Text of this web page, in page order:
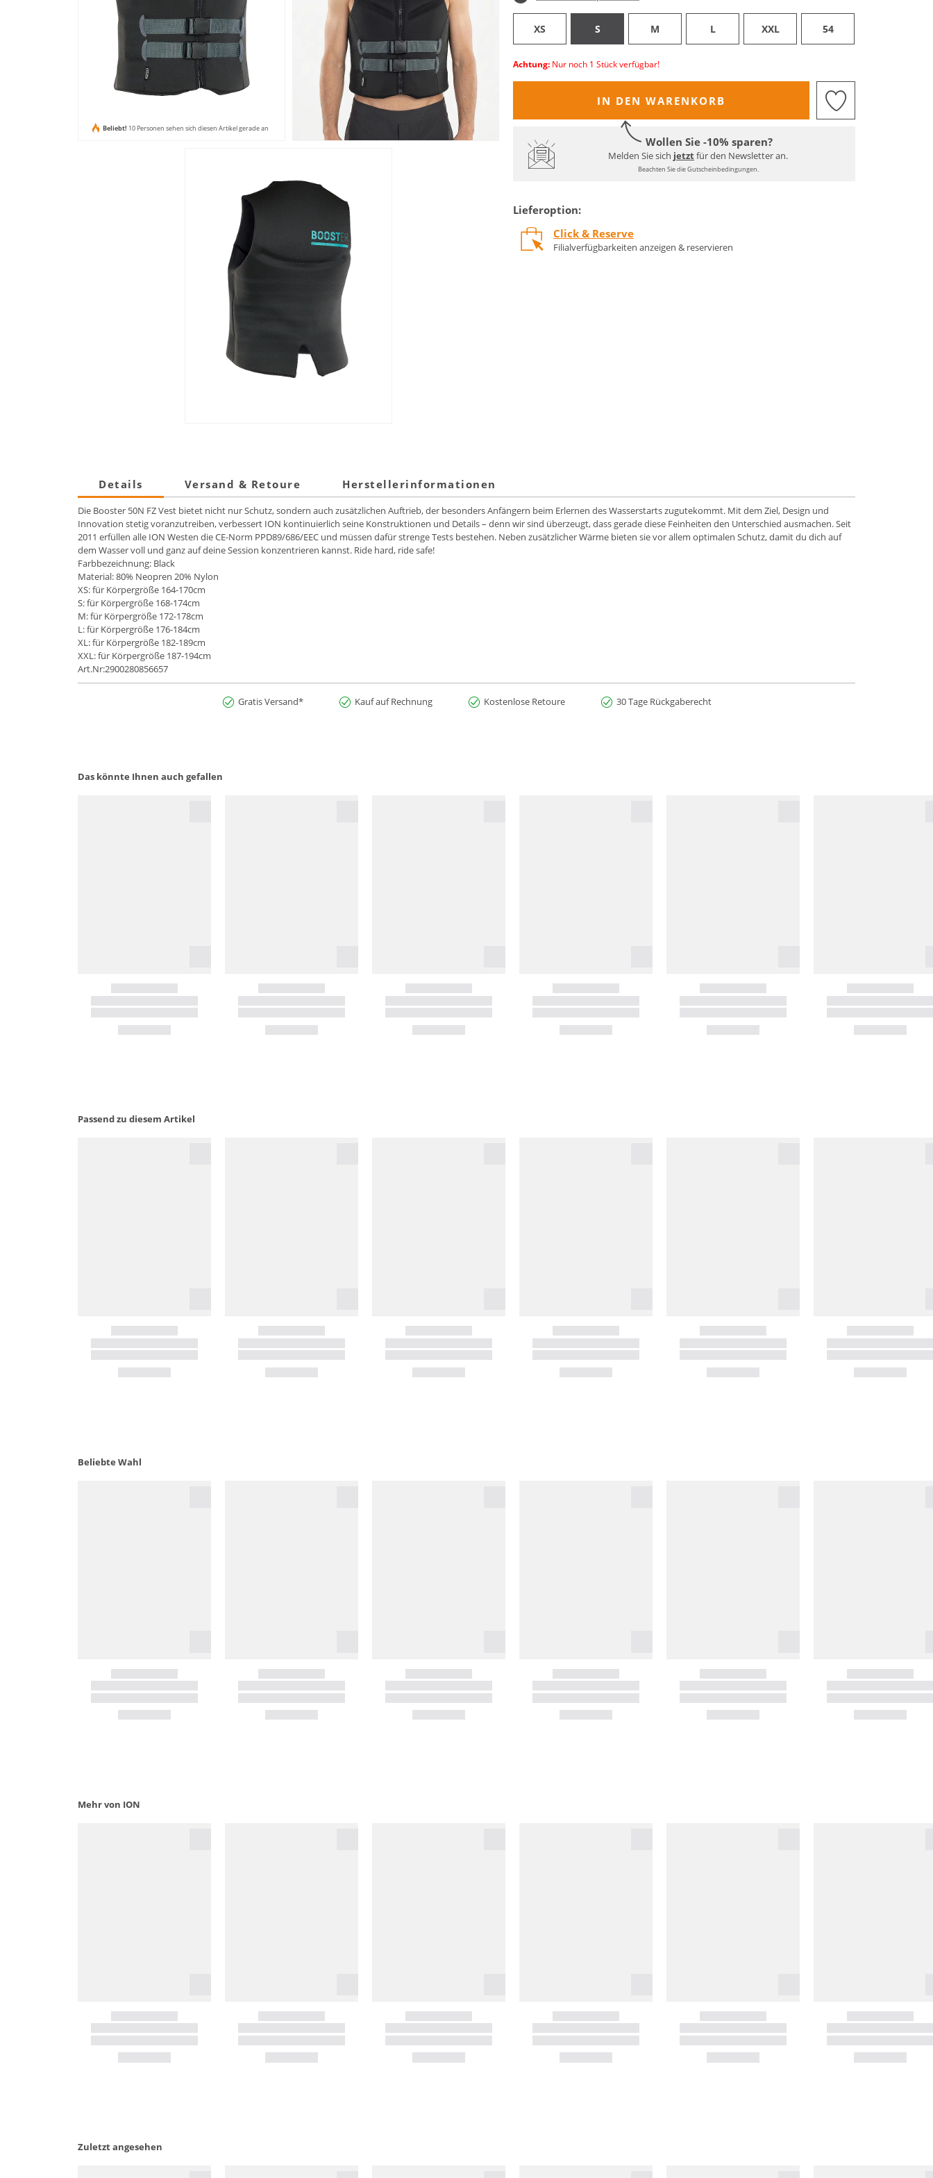
Beliebt! 10 Personen sehen sich diesen Artikel gerade an
XS S M L XXL 54
Achtung: Nur noch 1 Stück verfügbar!
IN DEN WARENKORB
Wollen Sie -10% sparen?
Melden Sie sich jetztfür den Newsletter an.
Beachten Sie die Gutscheinbedingungen.
Lieferoption:
Click & Reserve
Filialverfügbarkeiten anzeigen & reservieren
Details Versand & Retoure Herstellerinformationen
Die Booster 50N FZ Vest bietet nicht nur Schutz, sondern auch zusätzlichen Auftrieb, der besonders Anfängern beim Erlernen des Wasserstarts zugutekommt. Mit dem Ziel, Design und
Innovation stetig voranzutreiben, verbessert ION kontinuierlich seine Konstruktionen und Details – denn wir sind überzeugt, dass gerade diese Feinheiten den Unterschied ausmachen. Seit
2011 erfüllen alle ION Westen die CE-Norm PPD89/686/EEC und müssen dafür strenge Tests bestehen. Neben zusätzlicher Wärme bieten sie vor allem optimalen Schutz, damit du dich auf
dem Wasser voll und ganz auf deine Session konzentrieren kannst. Ride hard, ride safe!
Farbbezeichnung: Black
Material: 80% Neopren 20% Nylon
XS: für Körpergröße 164-170cm
S: für Körpergröße 168-174cm
M: für Körpergröße 172-178cm
L: für Körpergröße 176-184cm
XL: für Körpergröße 182-189cm
XXL: für Körpergröße 187-194cm
Art.Nr:2900280856657
Gratis Versand* Kauf auf Rechnung Kostenlose Retoure 30 Tage Rückgaberecht
Das könnte Ihnen auch gefallen
Passend zu diesem Artikel
Beliebte Wahl
Mehr von ION
Zuletzt angesehen